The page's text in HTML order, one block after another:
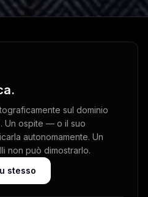
sul dominio
Un ospite — o il suo
autonomamente. Un
non può dimostrarlo.
stesso